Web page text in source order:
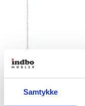
Samtykke